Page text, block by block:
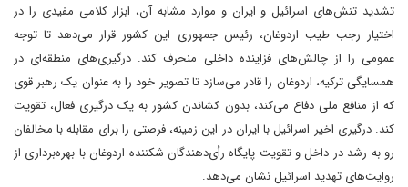
تشدید تنش‌های اسرائیل و ایران و موارد مشابه آن، ابزار کلامی مفیدی را در
اختیار رجب طیب اردوغان، رئیس جمهوری این کشور قرار می‌دهد تا توجه
عمومی را از چالش‌های فزاینده داخلی منحرف کند. درگیری‌های منطقه‌ای در
همسایگی ترکیه، اردوغان را قادر می‌سازد تا تصویر خود را به عنوان یک رهبر قوی
که از منافع ملی دفاع می‌کند، بدون کشاندن کشور به یک درگیری فعال، تقویت
کند. درگیری اخیر اسرائیل با ایران در این زمینه، فرصتی را برای مقابله با مخالفان
رو به رشد در داخل و تقویت پایگاه رأی‌دهندگان شکننده اردوغان با بهره‌برداری از
روایت‌های تهدید اسرائیل نشان می‌دهد.